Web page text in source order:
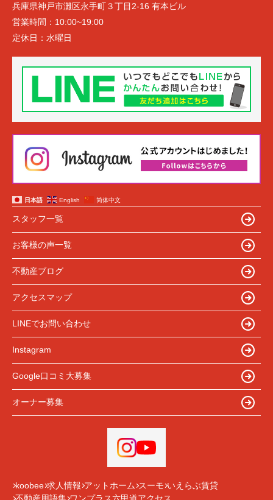
兵庫県神戸市灘区永手町３丁目2-16 有本ビル
営業時間： 10:00~19:00
定休日： 水曜日
日本語 English 简体中文
スタッフ一覧
お客様の声一覧
不動産ブログ
アクセスマップ
LINEでお問い合わせ
Instagram
Google口コミ大募集
オーナー募集
koobee 求人情報 アットホーム スーモ いえらぶ賃貸